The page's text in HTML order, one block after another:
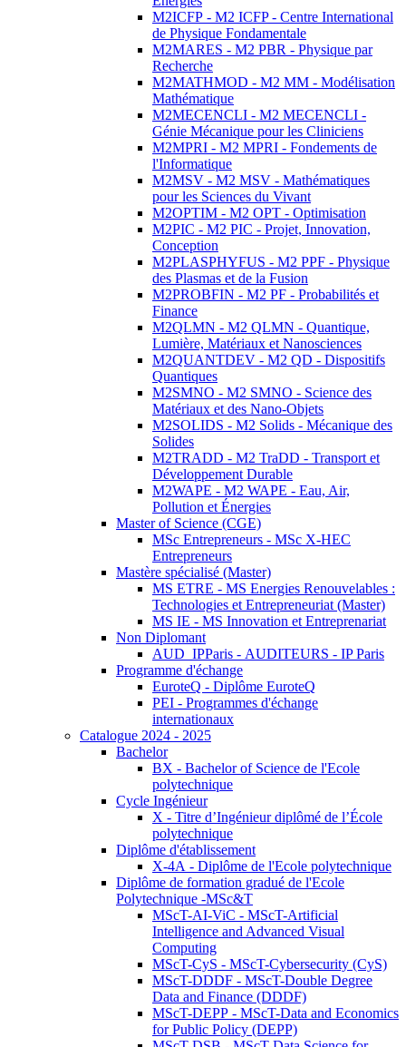
M2ICFP - M2 ICFP - Centre International
de Physique Fondamentale
M2MARES - M2 PBR - Physique par
Recherche
M2MATHMOD - M2 MM - Modélisation
Mathématique
M2MECENCLI - M2 MECENCLI -
Génie Mécanique pour les Cliniciens
M2MPRI - M2 MPRI - Fondements de
l'Informatique
M2MSV - M2 MSV - Mathématiques
pour les Sciences du Vivant
M2OPTIM - M2 OPT - Optimisation
M2PIC - M2 PIC - Projet, Innovation,
Conception
M2PLASPHYFUS - M2 PPF - Physique
des Plasmas et de la Fusion
M2PROBFIN - M2 PF - Probabilités et
Finance
M2QLMN - M2 QLMN - Quantique,
Lumière, Matériaux et Nanosciences
M2QUANTDEV - M2 QD - Dispositifs
Quantiques
M2SMNO - M2 SMNO - Science des
Matériaux et des Nano-Objets
M2SOLIDS - M2 Solids - Mécanique des
Solides
M2TRADD - M2 TraDD - Transport et
Développement Durable
M2WAPE - M2 WAPE - Eau, Air,
Pollution et Énergies
Master of Science (CGE)
MSc Entrepreneurs - MSc X-HEC
Entrepreneurs
Mastère spécialisé (Master)
MS ETRE - MS Energies Renouvelables :
Technologies et Entrepreneuriat (Master)
MS IE - MS Innovation et Entreprenariat
Non Diplomant
AUD_IPParis - AUDITEURS - IP Paris
Programme d'échange
EuroteQ - Diplôme EuroteQ
PEI - Programmes d'échange
internationaux
Catalogue 2024 - 2025
Bachelor
BX - Bachelor of Science de l'Ecole
polytechnique
Cycle Ingénieur
X - Titre d’Ingénieur diplômé de l’École
polytechnique
Diplôme d'établissement
X-4A - Diplôme de l'Ecole polytechnique
Diplôme de formation gradué de l'Ecole
Polytechnique -MSc&T
MScT-AI-ViC - MScT-Artificial
Intelligence and Advanced Visual
Computing
MScT-CyS - MScT-Cybersecurity (CyS)
MScT-DDDF - MScT-Double Degree
Data and Finance (DDDF)
MScT-DEPP - MScT-Data and Economics
for Public Policy (DEPP)